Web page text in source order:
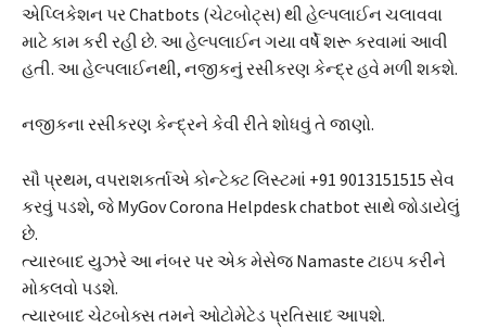
એપ્લિકેશન પર Chatbots (ચેટબોટ્સ) થી હેલ્પલાઈન ચલાવવા
માટે કામ કરી રહી છે. આ હેલ્પલાઈન ગયા વર્ષે શરૂ કરવામાં આવી
હતી. આ હેલ્પલાઈનથી, નજીકનું રસીકરણ કેન્દ્ર હવે મળી શકશે.
નજીકના રસીકરણ કેન્દ્રને કેવી રીતે શોધવું તે જાણો.
સૌ પ્રથમ, વપરાશકર્તાએ કોન્ટેક્ટ લિસ્ટમાં +91 9013151515 સેવ
કરવું પડશે, જે MyGov Corona Helpdesk chatbot સાથે જોડાયેલું
છે.
ત્યારબાદ યુઝરે આ નંબર પર એક મેસેજ Namaste ટાઇપ કરીને
મોકલવો પડશે.
ત્યારબાદ ચેટબોક્સ તમને ઓટોમેટેડ પ્રતિસાદ આપશે.